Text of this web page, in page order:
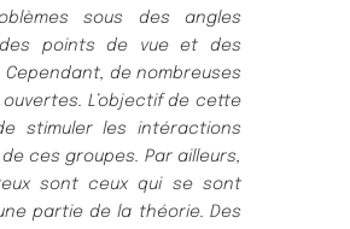
sous des angles
points de vue et des
Cependant, de nombreuses
L’objectif de cette
stimuler les intéractions
ces groupes. Par ailleurs,
sont ceux qui se sont
partie de la théorie. Des